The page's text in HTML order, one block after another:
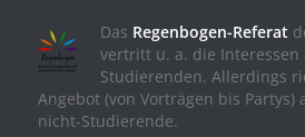
Das Regenbogen-Referat
vertritt u. a. die
Studierenden. Allerdings
Angebot (von Vorträgen bis Partys)
nicht-Studierende.